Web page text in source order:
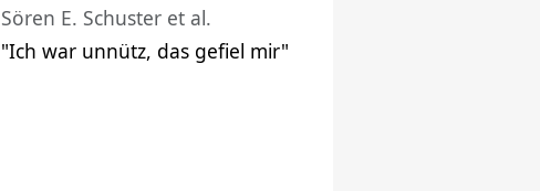
Sören E. Schuster et al.
"Ich war unnütz, das gefiel mir"